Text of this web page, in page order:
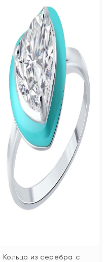
Кольцо из серебра с